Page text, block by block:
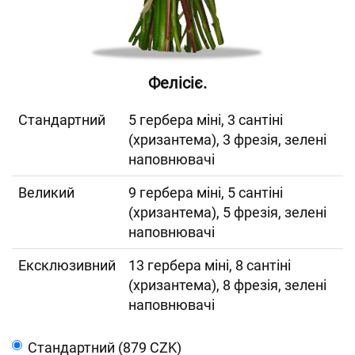
Фелісіє.
Cтандартний
5 гербера міні, 3 сантіні
(хризантема), 3 фрезія, зелені
наповнювачі
Великий
9 гербера міні, 5 сантіні
(хризантема), 5 фрезія, зелені
наповнювачі
Ексклюзивний
13 гербера міні, 8 сантіні
(хризантема), 8 фрезія, зелені
наповнювачі
Cтандартний (879 CZK)